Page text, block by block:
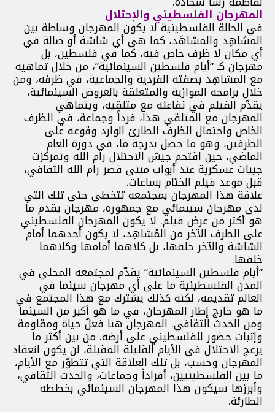
المهرجان الفلسطيني والإحتلال
في الحالة الفلسطينية لا يكون المهرجان وساطة بين
المشاهِد والمشاهَد، كما هي أي شاشة أو صالة في
أي مكان لا ظرف خاص فيه، كما في فلسطين، بل
مهرجان كـ “أيام فلسطين السينمائية”، من خلال تماهيه
مع المشاهِد بصفته الفردية والجماعية، في ظرفه، ومن
خلال برامجه الموازية والمتعلقة بالعروض السينمائية،
يقدّم الفيلم في تفاعله مع متلقيه، ويتماهي
المهرجان مع المتلقي هذا، فرداً وجماعة، في الظرف
الخاص واحتمال الظرف الطارئ الوارد وقوعه على
الطرفين، وهو ما حصل بدرجة ما، في دورة العام
الماضي، حين اقتحم جيش الاحتلال رام الله وتمركزت
جيبات عسكرية عند أبواب مبنى قصر رام الله الثقافي،
قبل موعد فيلم الختام بساعات.
علاقة هذا المهرجان بمجتمعه تتخطى حتى تلك التي
لدى مهرجان سينمائي مع جمهوره، مهرجان يقدم ما
هو أكثر من عرض فيلم. لا يكون المهرجان الفلسطيني
على الطرف الآخر من المُشاهِد، لا يكون أحدهما أمام
الشاشة والآخر خلفها، بل كلاهما أمامها وكلاهما
خلفها.
“أيام فلسطين السينمائية” يقدّم لمجتمعه المحلي في
المدن الفلسطينية ما على أي مهرجان سينما في
العالم تقديمه، لكنه كذلك يشترك مع هذا المجتمع في
ما هو خارج إطار المهرجان، في ما هو أكبر من السينما
ومن الحدث الثقافي. المهرجان هنا فعلُ حياة ومقاومة
وإثبات حضور للفلسطيني على أرضه. من بين أكثر ما
يزعج الاحتلال في الأيام القليلة المقبلة، لن يكون انعقاد
المهرجان وحسب، بل تلك العلاقة التي تتطوّر مع الأيام،
ما بين الفلسطينيين، أفراداً وجماعات، والحدث الثقافي،
وأبرزها سيكون هذا المهرجان السينمائي بخططه
الطارئة.